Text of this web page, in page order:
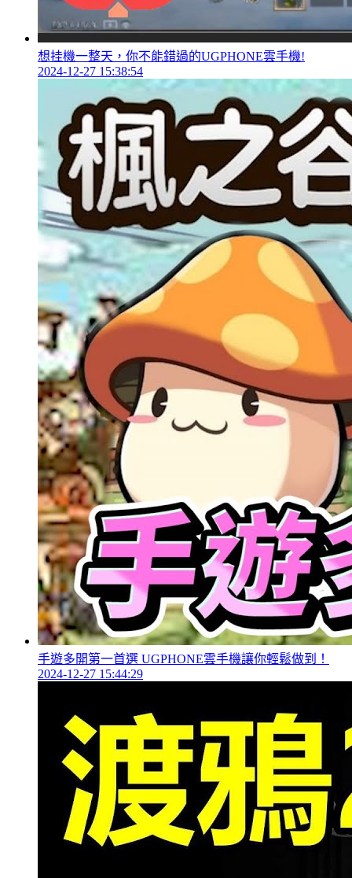
想挂機一整天，你不能錯過的UGPHONE雲手機!
2024-12-27 15:38:54
手遊多開第一首選 UGPHONE雲手機讓你輕鬆做到！
2024-12-27 15:44:29